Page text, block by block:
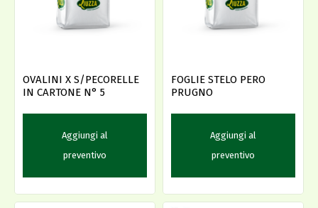
OVALINI X S/PECORELLE
IN CARTONE N° 5
Aggiungi al
preventivo
FOGLIE STELO PERO
PRUGNO
Aggiungi al
preventivo